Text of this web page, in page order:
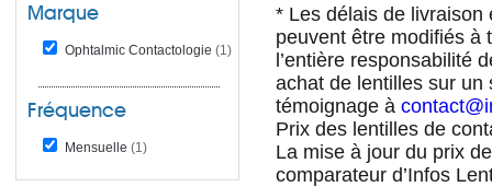
Marque
Ophtalmic Contactologie (1)
Fréquence
Mensuelle (1)
* Les délais de livraison
peuvent être modifiés à
l’entière responsabilité
achat de lentilles sur un
témoignage à
Prix des lentilles de
La mise à jour du prix
comparateur d’Infos